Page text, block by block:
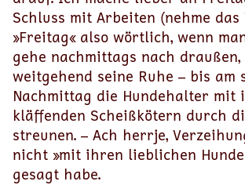
Schluss mit Arbeiten (nehme das
»Freitag« also wörtlich, wenn
gehe nachmittags nach
weitgehend seine Ruhe – bis am
Nachmittag die Hundehalter mit
kläffenden Scheißkötern durch
streunen. – Ach herrje,
nicht »mit ihren lieblichen
gesagt habe.